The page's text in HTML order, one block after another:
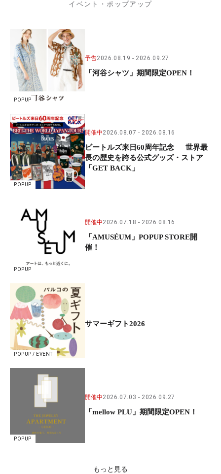
イベント・ポップアップ
POPUP
予告2026.08.19 2026.09.27
「河谷シャツ」期間限定OPEN！
POPUP
開催中2026.08.07 2026.08.16
ビートルズ来日60周年記念 世界最
長の歴史を誇る公式グッズ・ストア
「GET BACK」
POPUP
開催中2026.07.18 2026.08.16
「AMUSÉUM」POPUP STORE開
催！
POPUP / EVENT
サマーギフト2026
POPUP
開催中2026.07.03 2026.09.27
「mellow PLU」期間限定OPEN！
もっと見る